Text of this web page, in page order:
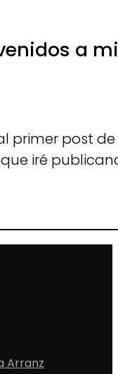
a
primer post
iré
Arranz